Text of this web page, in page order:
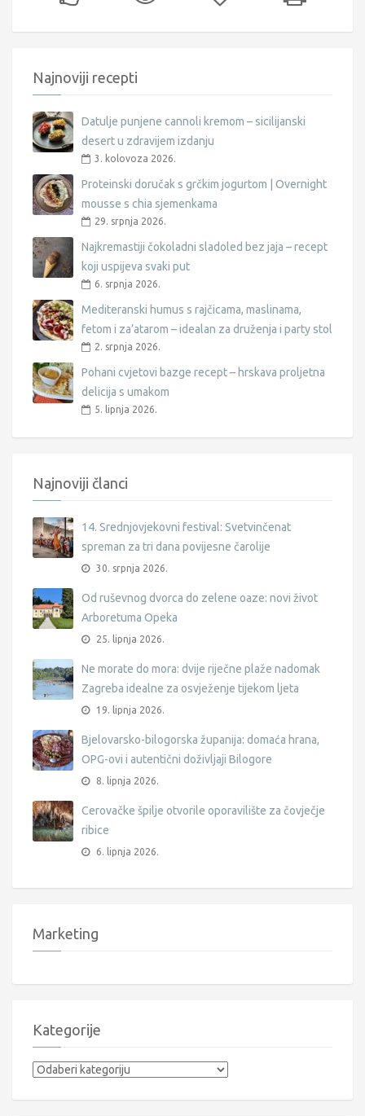
Najnoviji recepti
Datulje punjene cannoli kremom – sicilijanski
desert u zdravijem izdanju
3. kolovoza 2026.
Proteinski doručak s grčkim jogurtom | Overnight
mousse s chia sjemenkama
29. srpnja 2026.
Najkremastiji čokoladni sladoled bez jaja – recept
koji uspijeva svaki put
6. srpnja 2026.
Mediteranski humus s rajčicama, maslinama,
fetom i za’atarom – idealan za druženja i party stol
2. srpnja 2026.
Pohani cvjetovi bazge recept – hrskava proljetna
delicija s umakom
5. lipnja 2026.
Najnoviji članci
14. Srednjovjekovni festival: Svetvinčenat
spreman za tri dana povijesne čarolije
30. srpnja 2026.
Od ruševnog dvorca do zelene oaze: novi život
Arboretuma Opeka
25. lipnja 2026.
Ne morate do mora: dvije riječne plaže nadomak
Zagreba idealne za osvježenje tijekom ljeta
19. lipnja 2026.
Bjelovarsko-bilogorska županija: domaća hrana,
OPG-ovi i autentični doživljaji Bilogore
8. lipnja 2026.
Cerovačke špilje otvorile oporavilište za čovječje
ribice
6. lipnja 2026.
Marketing
Kategorije
Kategorije